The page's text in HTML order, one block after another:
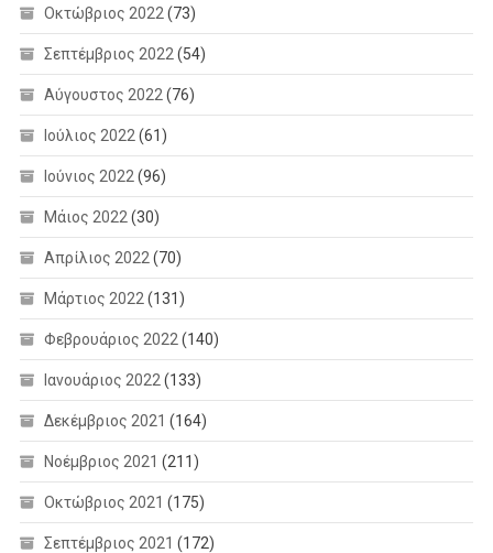
Οκτώβριος 2022 (73)
Σεπτέμβριος 2022 (54)
Αύγουστος 2022 (76)
Ιούλιος 2022 (61)
Ιούνιος 2022 (96)
Μάιος 2022 (30)
Απρίλιος 2022 (70)
Μάρτιος 2022 (131)
Φεβρουάριος 2022 (140)
Ιανουάριος 2022 (133)
Δεκέμβριος 2021 (164)
Νοέμβριος 2021 (211)
Οκτώβριος 2021 (175)
Σεπτέμβριος 2021 (172)